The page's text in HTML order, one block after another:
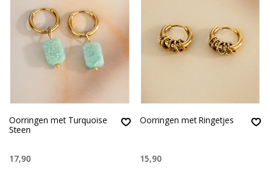
Oorringen met Turquoise
Steen
17,90
Oorringen met Ringetjes
15,90